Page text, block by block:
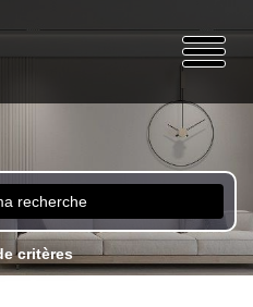
recherche
critères